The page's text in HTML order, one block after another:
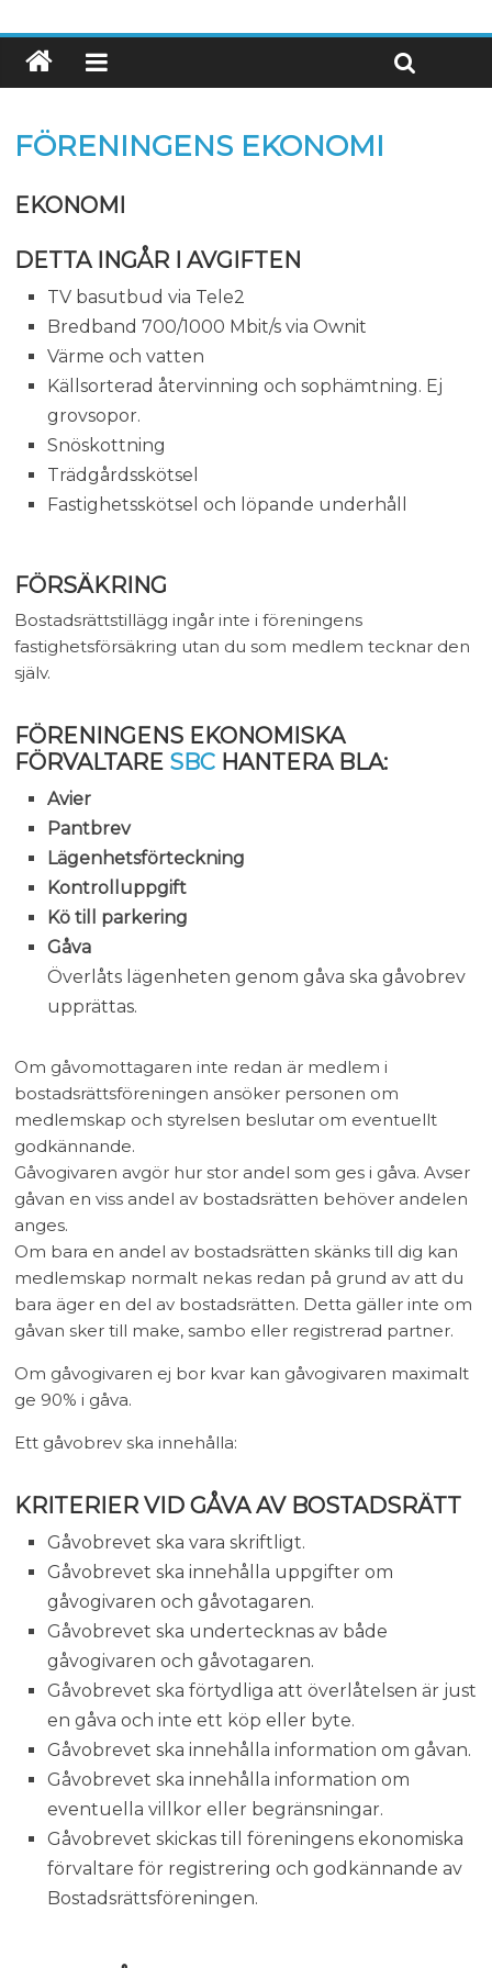
FÖRENINGENS EKONOMI
EKONOMI
DETTA INGÅR I AVGIFTEN
TV basutbud via Tele2
Bredband 700/1000 Mbit/s via Ownit
Värme och vatten
Källsorterad återvinning och sophämtning. Ej
grovsopor.
Snöskottning
Trädgårdsskötsel
Fastighetsskötsel och löpande underhåll
FÖRSÄKRING
Bostadsrättstillägg ingår inte i föreningens
fastighetsförsäkring utan du som medlem tecknar den
själv.
FÖRENINGENS EKONOMISKA
FÖRVALTARE SBC HANTERA BLA:
Avier
Pantbrev
Lägenhetsförteckning
Kontrolluppgift
Kö till parkering
Gåva
Överlåts lägenheten genom gåva ska gåvobrev
upprättas.
Om gåvomottagaren inte redan är medlem i
bostadsrättsföreningen ansöker personen om
medlemskap och styrelsen beslutar om eventuellt
godkännande.
Gåvogivaren avgör hur stor andel som ges i gåva. Avser
gåvan en viss andel av bostadsrätten behöver andelen
anges.
Om bara en andel av bostadsrätten skänks till dig kan
medlemskap normalt nekas redan på grund av att du
bara äger en del av bostadsrätten. Detta gäller inte om
gåvan sker till make, sambo eller registrerad partner.
Om gåvogivaren ej bor kvar kan gåvogivaren maximalt
ge 90% i gåva.
Ett gåvobrev ska innehålla:
KRITERIER VID GÅVA AV BOSTADSRÄTT
Gåvobrevet ska vara skriftligt.
Gåvobrevet ska innehålla uppgifter om
gåvogivaren och gåvotagaren.
Gåvobrevet ska undertecknas av både
gåvogivaren och gåvotagaren.
Gåvobrevet ska förtydliga att överlåtelsen är just
en gåva och inte ett köp eller byte.
Gåvobrevet ska innehålla information om gåvan.
Gåvobrevet ska innehålla information om
eventuella villkor eller begränsningar.
Gåvobrevet skickas till föreningens ekonomiska
förvaltare för registrering och godkännande av
Bostadsrättsföreningen.